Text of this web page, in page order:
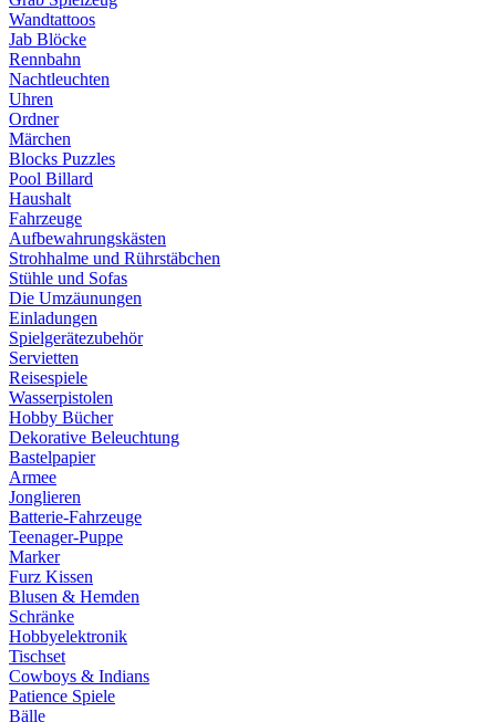
Wandtattoos
Jab Blöcke
Rennbahn
Nachtleuchten
Uhren
Ordner
Märchen
Blocks Puzzles
Pool Billard
Haushalt
Fahrzeuge
Aufbewahrungskästen
Strohhalme und Rührstäbchen
Stühle und Sofas
Die Umzäunungen
Einladungen
Spielgerätezubehör
Servietten
Reisespiele
Wasserpistolen
Hobby Bücher
Dekorative Beleuchtung
Bastelpapier
Armee
Jonglieren
Batterie-Fahrzeuge
Teenager-Puppe
Marker
Furz Kissen
Blusen & Hemden
Schränke
Hobbyelektronik
Tischset
Cowboys & Indians
Patience Spiele
Bälle